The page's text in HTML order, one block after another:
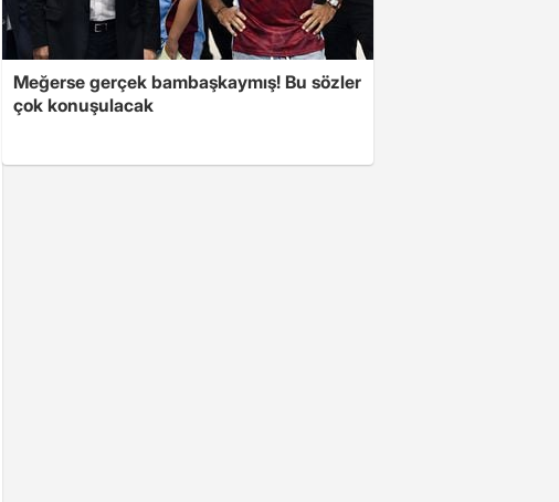
Meğerse gerçek bambaşkaymış! Bu sözler
çok konuşulacak